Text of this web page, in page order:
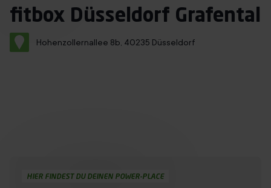
Über uns
Franchise
fitbox Düsseldorf Grafental
Hohenzollernallee 8b, 40235 Düsseldorf
HIER FINDEST DU DEINEN POWER-PLACE